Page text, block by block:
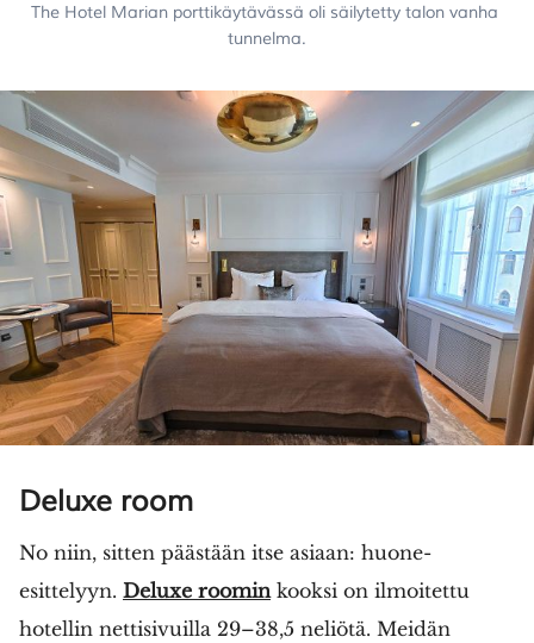
The Hotel Marian porttikäytävässä oli säilytetty talon vanha
tunnelma.
Deluxe room
No niin, sitten päästään itse asiaan: huone-
esittelyyn. Deluxe roominkooksi on ilmoitettu
hotellin nettisivuilla 29–38,5 neliötä. Meidän